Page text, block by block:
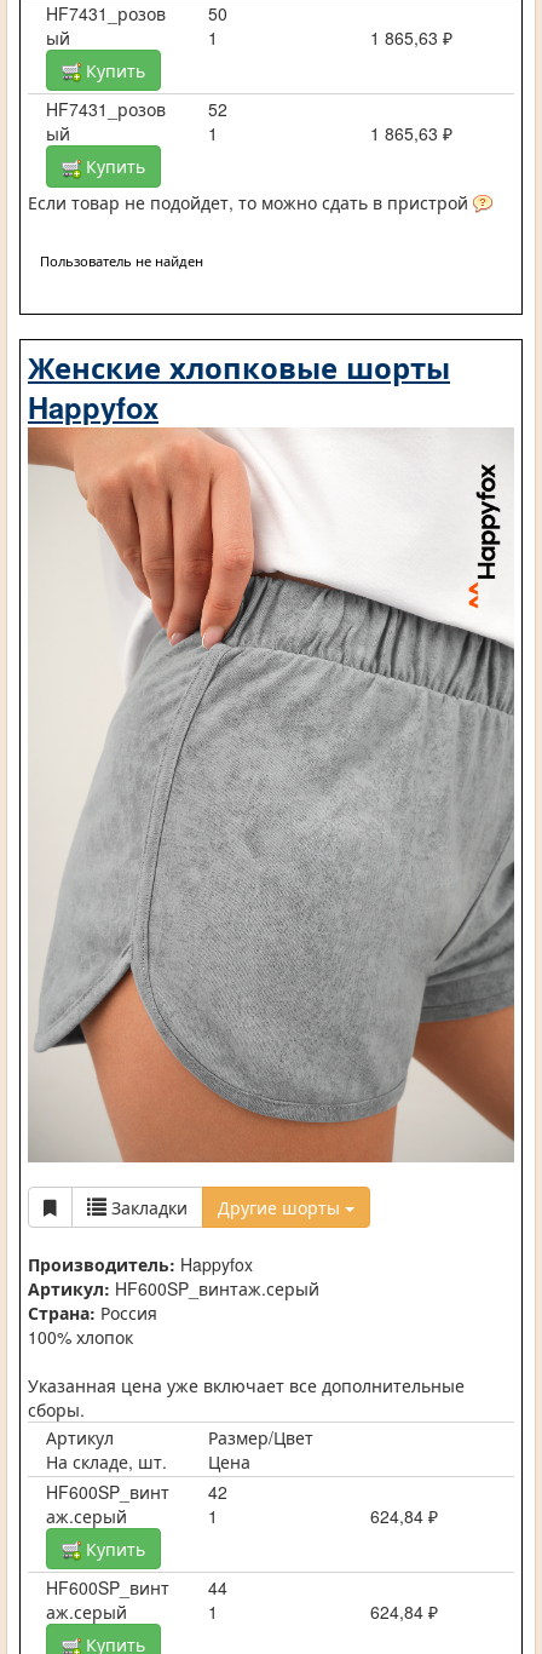
HF7431_розов
ый
50
1
1 865,63 ₽
Купить
HF7431_розов
ый
52
1
1 865,63 ₽
Купить
Если товар не подойдет, то можно сдать в пристрой
Пользователь не найден
Женские хлопковые шорты
Happyfox
Закладки Другие шорты
Производитель: Happyfox
Артикул: HF600SP_винтаж.серый
Страна: Россия
100% хлопок
Указанная цена уже включает все дополнительные
сборы.
Артикул
Размер/Цвет
На складе, шт.
Цена
HF600SP_винт
аж.серый
42
1
624,84 ₽
Купить
HF600SP_винт
аж.серый
44
1
624,84 ₽
Купить